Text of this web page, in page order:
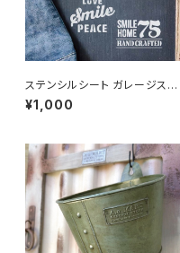
ステンシルシート ガレージスマ
イル 「75・GARAGE・ SMILE 3
種セット」 / オリジナル DIY ハン
¥1,000